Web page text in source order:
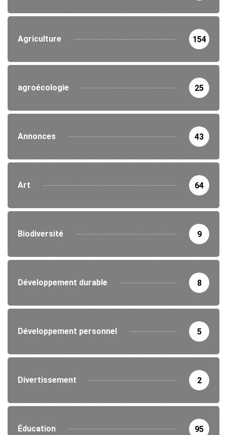
Agriculture 154
agroécologie 25
Annonces 43
Art 64
Biodiversité 9
Développement durable 8
Développement personnel 5
Divertissement 2
Éducation 95